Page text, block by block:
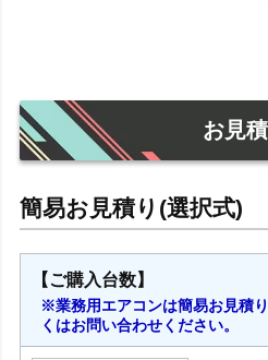
お見
【ご購入台数】
※業務用エアコンは簡易お見積
くはお問い合わせください。